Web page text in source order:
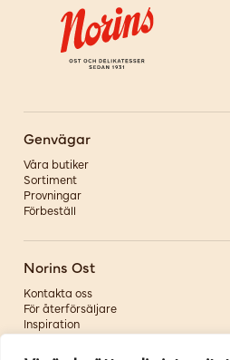
Genvägar
Våra butiker
Sortiment
Provningar
Förbeställ
Norins Ost
Kontakta oss
För återförsäljare
Inspiration
Om oss